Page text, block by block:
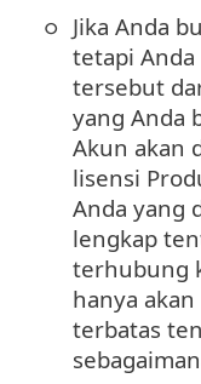
Jika Anda
tetapi
tersebut
yang Anda
Akun akan
lisensi
Anda yang
lengkap
terhubung
hanya
terbatas